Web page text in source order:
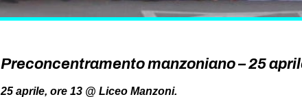
Preconcentramento manzoniano – 25
25 aprile, ore 13 @ Liceo Manzoni.